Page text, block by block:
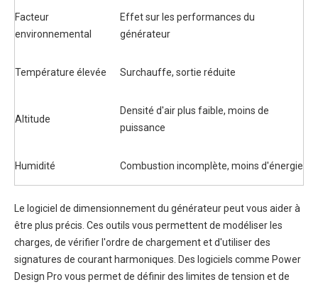
Facteur
environnemental
Effet sur les performances du
générateur
Température élevée Surchauffe, sortie réduite
Altitude
Densité d'air plus faible, moins de
puissance
Humidité Combustion incomplète, moins d'énergie
Le logiciel de dimensionnement du générateur peut vous aider à
être plus précis. Ces outils vous permettent de modéliser les
charges, de vérifier l'ordre de chargement et d'utiliser des
signatures de courant harmoniques. Des logiciels comme Power
Design Pro vous permet de définir des limites de tension et de